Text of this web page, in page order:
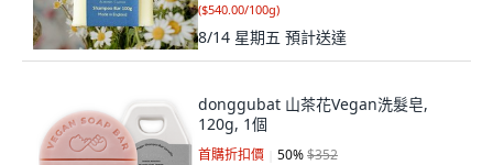
($540.00/100g)
8/14 星期五 預計送達
donggubat 山茶花Vegan洗髮皂,
120g, 1個
首購折扣價 50%$352